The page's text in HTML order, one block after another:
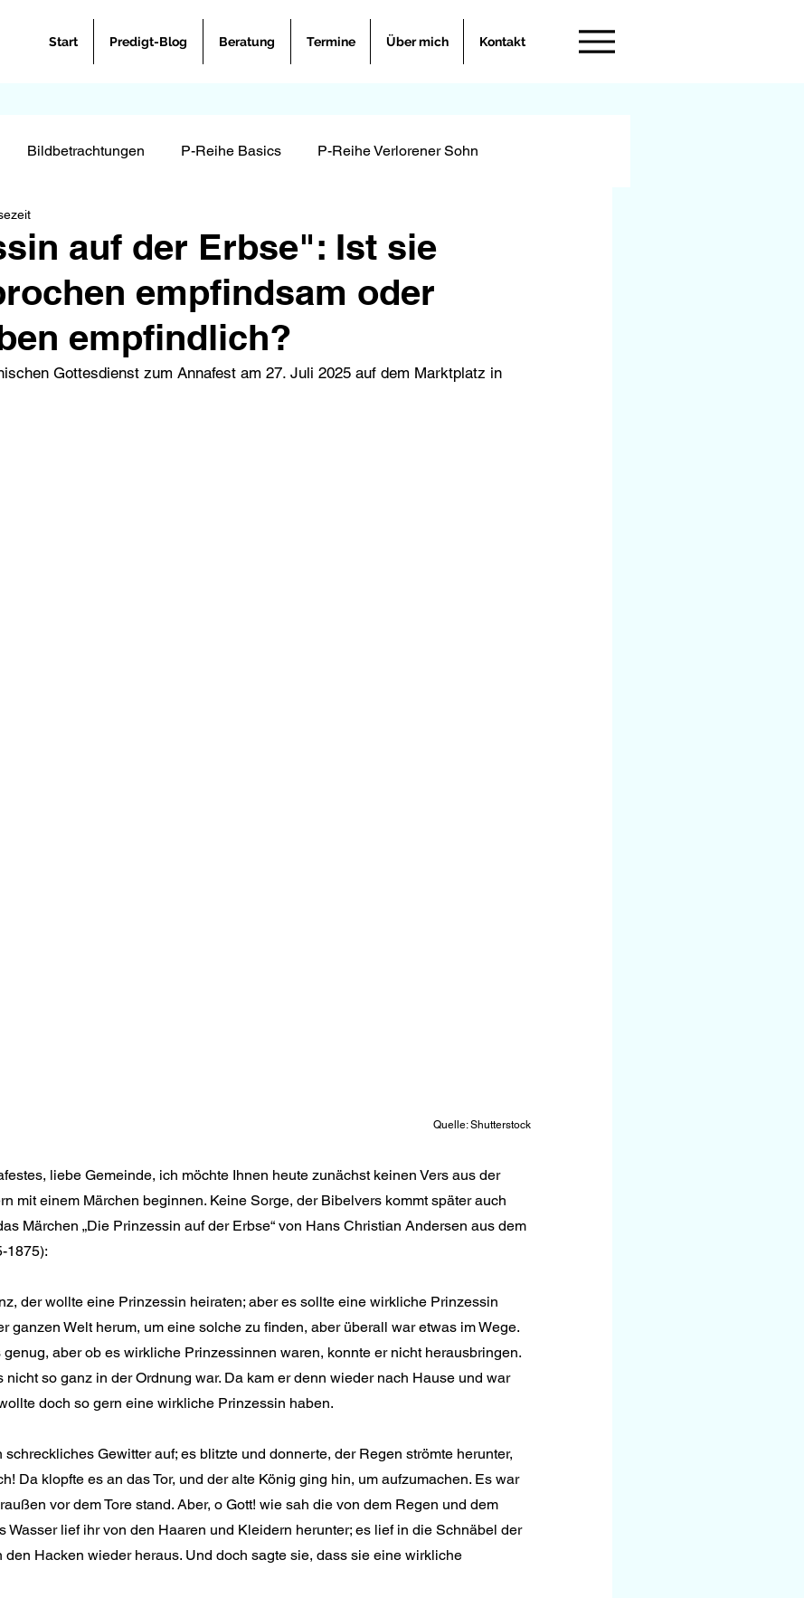
Start Predigt-Blog Beratung Termine Über mich Kontakt
Bildbetrachtungen P-Reihe Basics P-Reihe Verlorener Sohn
Krippenspiel
auf der Erbse": Ist sie
empfindsam oder
empfindlich?
Gottesdienst zum Annafest am 27. Juli 2025 auf dem Marktplatz in
Quelle: Shutterstock
liebe Gemeinde, ich möchte Ihnen heute zunächst keinen Vers aus der
mit einem Märchen beginnen. Keine Sorge, der Bibelvers kommt später auch
Märchen „Die Prinzessin auf der Erbse“ von Hans Christian Andersen aus dem
1875):
der wollte eine Prinzessin heiraten; aber es sollte eine wirkliche Prinzessin
ganzen Welt herum, um eine solche zu finden, aber überall war etwas im Wege.
aber ob es wirkliche Prinzessinnen waren, konnte er nicht herausbringen.
nicht so ganz in der Ordnung war. Da kam er denn wieder nach Hause und war
doch so gern eine wirkliche Prinzessin haben.
Gewitter auf; es blitzte und donnerte, der Regen strömte herunter,
Da klopfte es an das Tor, und der alte König ging hin, um aufzumachen. Es war
vor dem Tore stand. Aber, o Gott! wie sah die von dem Regen und dem
Wasser lief ihr von den Haaren und Kleidern herunter; es lief in die Schnäbel der
Hacken wieder heraus. Und doch sagte sie, dass sie eine wirkliche